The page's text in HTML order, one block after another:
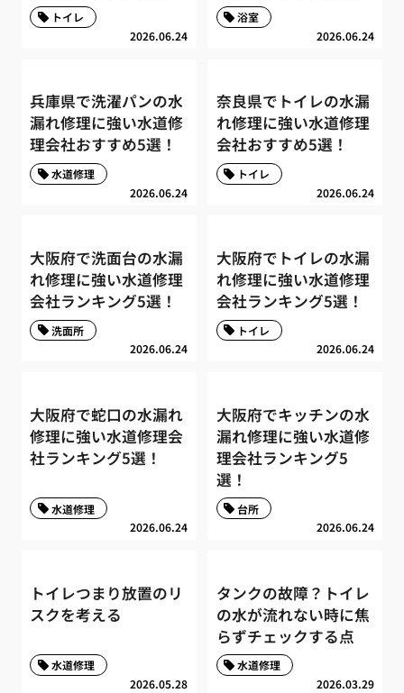
2026.06.24
トイレ
2026.06.24
浴室
兵庫県で洗濯パンの水
漏れ修理に強い水道修
理会社おすすめ5選！
2026.06.24
水道修理
奈良県でトイレの水漏
れ修理に強い水道修理
会社おすすめ5選！
2026.06.24
トイレ
大阪府で洗面台の水漏
れ修理に強い水道修理
会社ランキング5選！
2026.06.24
洗面所
大阪府でトイレの水漏
れ修理に強い水道修理
会社ランキング5選！
2026.06.24
トイレ
大阪府で蛇口の水漏れ
修理に強い水道修理会
社ランキング5選！
2026.06.24
水道修理
大阪府でキッチンの水
漏れ修理に強い水道修
理会社ランキング5
選！
2026.06.24
台所
トイレつまり放置のリ
スクを考える
2026.05.28
水道修理
タンクの故障？トイレ
の水が流れない時に焦
らずチェックする点
2026.03.29
水道修理